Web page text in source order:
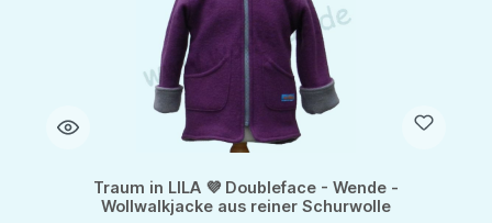
Traum in LILA 💜 Doubleface - Wende -
Wollwalkjacke aus reiner Schurwolle